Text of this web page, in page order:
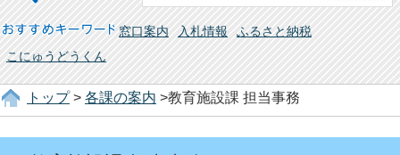
おすすめキーワード 窓口案内 入札情報
ふるさと納税
こにゅうどうくん
トップ> 各課の案内 >教育施設課 担当事務